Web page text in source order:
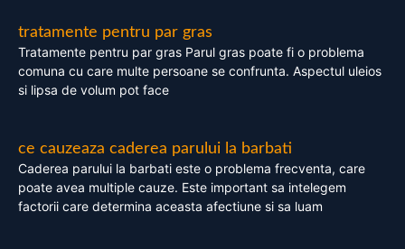
tratamente pentru par gras
Tratamente pentru par gras Parul gras poate fi o problema
comuna cu care multe persoane se confrunta. Aspectul uleios
si lipsa de volum pot face
ce cauzeaza caderea parului la barbati
Caderea parului la barbati este o problema frecventa, care
poate avea multiple cauze. Este important sa intelegem
factorii care determina aceasta afectiune si sa luam